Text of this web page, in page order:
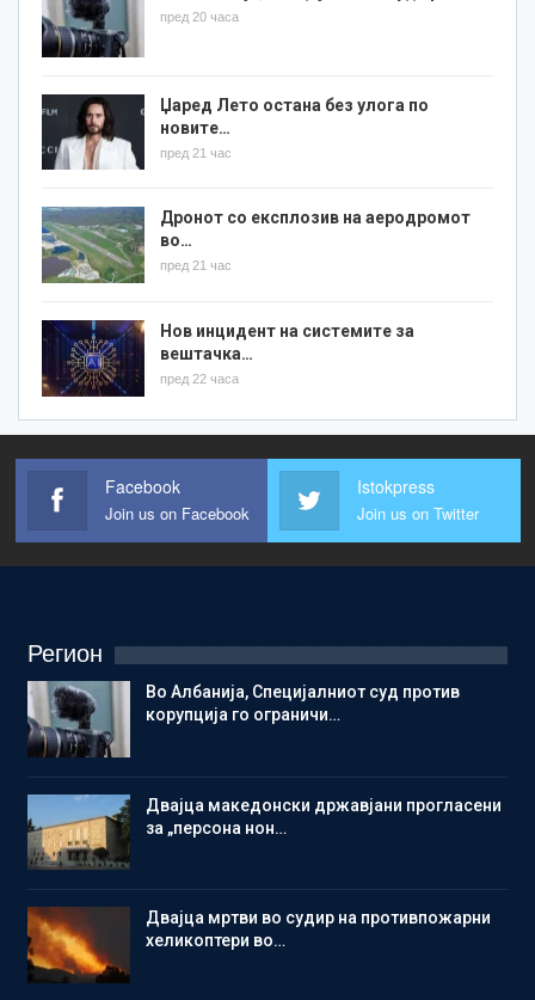
пред 20 часа
Џаред Лето остана без улога по
новите…
пред 21 час
Дронот со експлозив на аеродромот
во…
пред 21 час
Нов инцидент на системите за
вештачка…
пред 22 часа
Facebook
Join us on Facebook
Istokpress
Join us on Twitter
Регион
Во Албанија, Специјалниот суд против
корупција го ограничи…
Двајца македонски државјани прогласени
за „персона нон…
Двајца мртви во судир на противпожарни
хеликоптери во…